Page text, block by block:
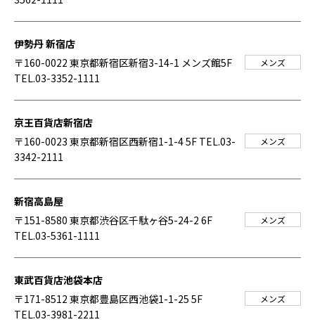
伊勢丹 新宿店
〒160-0022 東京都新宿区新宿3-14-1 メンズ館5F
TEL.03-3352-1111
メンズ
京王百貨店新宿店
〒160-0023 東京都新宿区西新宿1-1-4 5F TEL.03-
3342-2111
メンズ
新宿高島屋
〒151-8580 東京都渋谷区千駄ヶ谷5-24-2 6F
TEL.03-5361-1111
メンズ
東武百貨店池袋本店
〒171-8512 東京都豊島区西池袋1-1-25 5F
TEL.03-3981-2211
メンズ